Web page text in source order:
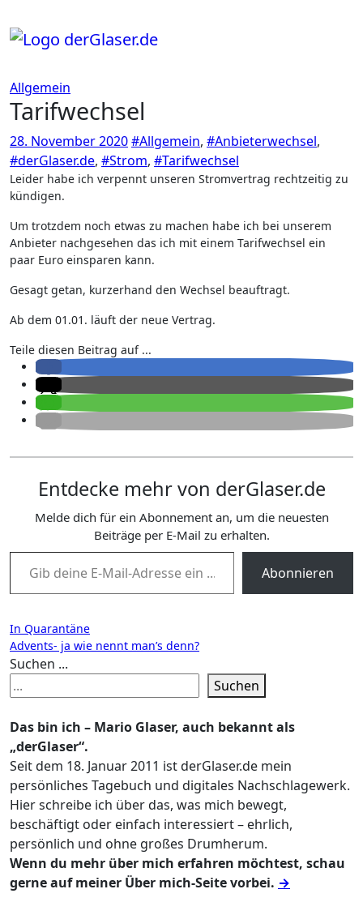
Inhalt
springen
Allgemein
Tarifwechsel
28. November 2020#Allgemein, #Anbieterwechsel,
#derGlaser.de, #Strom, #Tarifwechsel
Leider habe ich verpennt unseren Stromvertrag rechtzeitig zu
kündigen.
Um trotzdem noch etwas zu machen habe ich bei unserem
Anbieter nachgesehen das ich mit einem Tarifwechsel ein
paar Euro einsparen kann.
Gesagt getan, kurzerhand den Wechsel beauftragt.
Ab dem 01.01. läuft der neue Vertrag.
Teile diesen Beitrag auf ...
Entdecke mehr von derGlaser.de
Melde dich für ein Abonnement an, um die neuesten
Beiträge per E-Mail zu erhalten.
Gib deine E-Mail-Adresse ein ...
Abonnieren
Beitragsnavigation
In Quarantäne
Advents- ja wie nennt man’s denn?
Suchen ...
Suchen
Das bin ich – Mario Glaser, auch bekannt als
„derGlaser“.
Seit dem 18. Januar 2011 ist derGlaser.de mein
persönliches Tagebuch und digitales Nachschlagewerk.
Hier schreibe ich über das, was mich bewegt,
beschäftigt oder einfach interessiert – ehrlich,
persönlich und ohne großes Drumherum.
Wenn du mehr über mich erfahren möchtest, schau
gerne auf meiner Über mich-Seite vorbei. →